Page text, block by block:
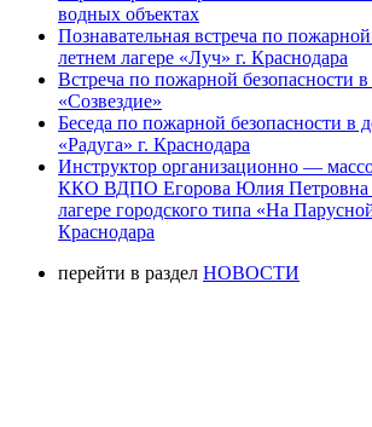
водных объектах
Познавательная встреча по
летнем лагере «Луч» г. Краснодара
Встреча по пожарной безопасности в
«Созвездие»
Беседа по пожарной безопасности в
«Радуга» г. Краснодара
Инструктор организационно —
ККО ВДПО Егорова Юлия Петровна
лагере городского типа «На
Краснодара
перейти в раздел НОВОСТИ